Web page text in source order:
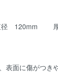
120mm 厚
表面に傷がつき